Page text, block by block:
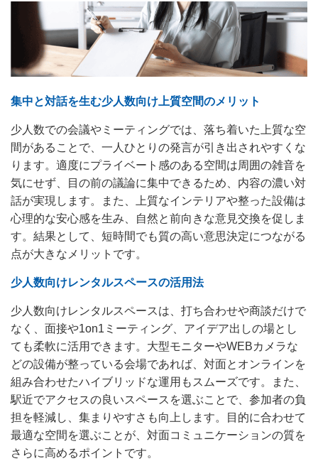
集中と対話を生む少人数向け上質空間のメリット
少人数での会議やミーティングでは、落ち着いた上質な空
間があることで、一人ひとりの発言が引き出されやすくな
ります。適度にプライベート感のある空間は周囲の雑音を
気にせず、目の前の議論に集中できるため、内容の濃い対
話が実現します。また、上質なインテリアや整った設備は
心理的な安心感を生み、自然と前向きな意見交換を促しま
す。結果として、短時間でも質の高い意思決定につながる
点が大きなメリットです。
少人数向けレンタルスペースの活用法
少人数向けレンタルスペースは、打ち合わせや商談だけで
なく、面接や1on1ミーティング、アイデア出しの場とし
ても柔軟に活用できます。大型モニターやWEBカメラな
どの設備が整っている会場であれば、対面とオンラインを
組み合わせたハイブリッドな運用もスムーズです。また、
駅近でアクセスの良いスペースを選ぶことで、参加者の負
担を軽減し、集まりやすさも向上します。目的に合わせて
最適な空間を選ぶことが、対面コミュニケーションの質を
さらに高めるポイントです。